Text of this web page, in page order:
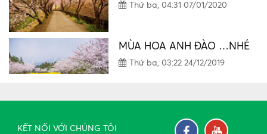
Thứ ba, 03:22 24/12/2019
NHÂN LOẠI
KẾT NỐI VỚI CHÚNG TÔI